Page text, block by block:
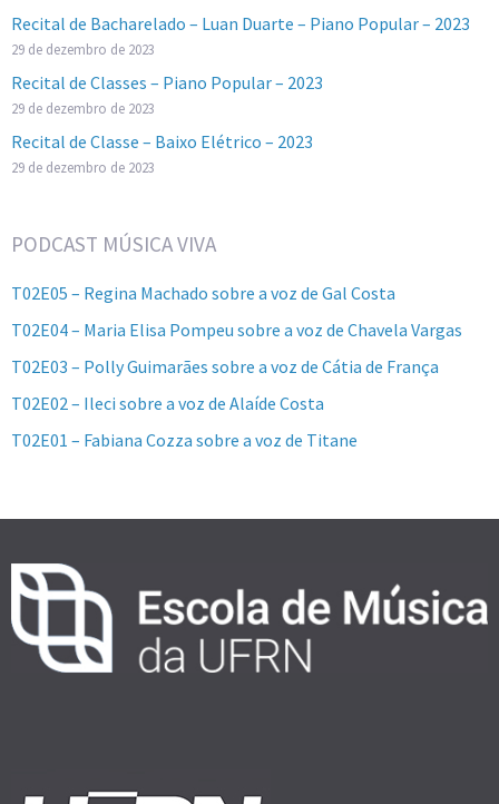
Recital de Bacharelado – Luan Duarte – Piano Popular – 2023
29 de dezembro de 2023
Recital de Classes – Piano Popular – 2023
29 de dezembro de 2023
Recital de Classe – Baixo Elétrico – 2023
29 de dezembro de 2023
PODCAST MÚSICA VIVA
T02E05 – Regina Machado sobre a voz de Gal Costa
T02E04 – Maria Elisa Pompeu sobre a voz de Chavela Vargas
T02E03 – Polly Guimarães sobre a voz de Cátia de França
T02E02 – Ileci sobre a voz de Alaíde Costa
T02E01 – Fabiana Cozza sobre a voz de Titane